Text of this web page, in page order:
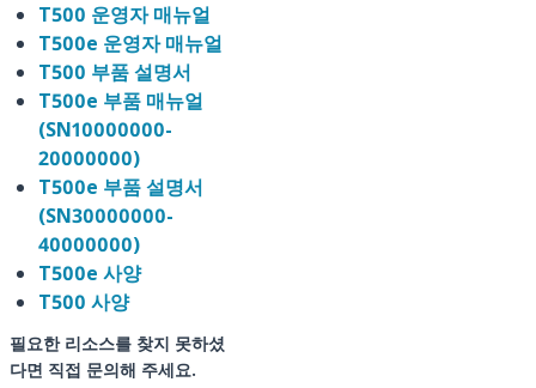
T500 운영자 매뉴얼
T500e 운영자 매뉴얼
T500 부품 설명서
T500e 부품 매뉴얼
(SN10000000-
20000000)
T500e 부품 설명서
(SN30000000-
40000000)
T500e 사양
T500 사양
필요한 리소스를 찾지 못하셨
다면 직접 문의해 주세요.